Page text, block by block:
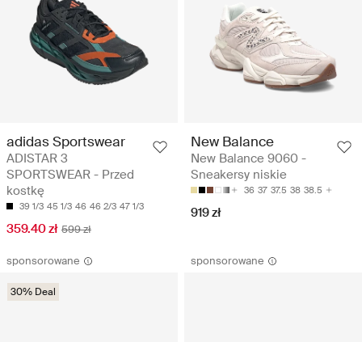
adidas Sportswear
ADISTAR 3
SPORTSWEAR - Przed
kostkę
39 1/3 45 1/3 46 46 2/3 47 1/3
359.40 zł 599 zł
New Balance
New Balance 9060 -
Sneakersy niskie
36 37 37.5 38 38.5
919 zł
sponsorowane
30% Deal
sponsorowane